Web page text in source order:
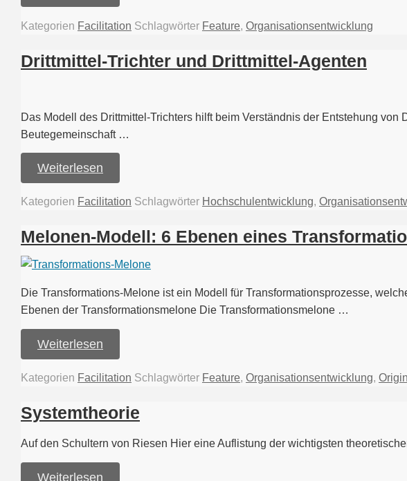
Kategorien Facilitation Schlagwörter Feature, Organisationsentwicklung
Drittmittel-Trichter und Drittmittel-Agenten
Das Modell des Drittmittel-Trichters hilft beim Verständnis der Entstehung
Beutegemeinschaft …
Weiterlesen
Kategorien Facilitation Schlagwörter Hochschulentwicklung,
Melonen-Modell: 6 Ebenen eines
Die Transformations-Melone ist ein Modell für Transformationsprozesse,
Ebenen der Transformationsmelone Die Transformationsmelone …
Weiterlesen
Kategorien Facilitation Schlagwörter Feature, Organisationsentwicklung,
Systemtheorie
Auf den Schultern von Riesen Hier eine Auflistung der wichtigsten
Weiterlesen